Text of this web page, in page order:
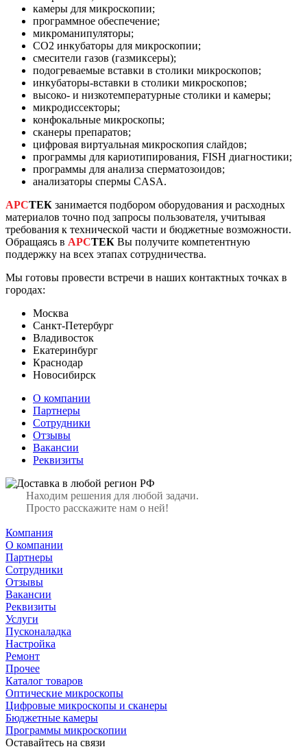
камеры для микроскопии;
программное обеспечение;
микроманипуляторы;
CO2 инкубаторы для микроскопии;
смесители газов (газмиксеры);
подогреваемые вставки в столики микроскопов;
инкубаторы-вставки в столики микроскопов;
высоко- и низкотемпературные столики и камеры;
микродиссекторы;
конфокальные микроскопы;
сканеры препаратов;
цифровая виртуальная микроскопия слайдов;
программы для кариотипирования, FISH диагностики;
программы для анализа сперматозоидов;
анализаторы спермы CASA.
АРСТЕК занимается подбором оборудования и расходных
материалов точно под запросы пользователя, учитывая
требования к технической части и бюджетные возможности.
Обращаясь в АРСТЕК Вы получите компетентную
поддержку на всех этапах сотрудничества.
Мы готовы провести встречи в наших контактных точках в
городах:
Москва
Санкт-Петербург
Владивосток
Екатеринбург
Краснодар
Новосибирск
О компании
Партнеры
Сотрудники
Отзывы
Вакансии
Реквизиты
Находим решения для любой задачи.
Просто расскажите нам о ней!
Компания
О компании
Партнеры
Сотрудники
Отзывы
Вакансии
Реквизиты
Услуги
Пусконаладка
Настройка
Ремонт
Прочее
Каталог товаров
Оптические микроскопы
Цифровые микроскопы и сканеры
Бюджетные камеры
Программы микроскопии
Оставайтесь на связи